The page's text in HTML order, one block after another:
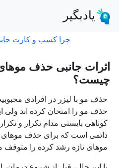
یادبگیر
چرا کسب و کارت
اثرات جانبی حذف موهای
چیست؟
حذف مو با لیزر در افرادی
حذف مو را امتحان کرده اند ولی
کوتاهی بایستی مدام تکرار و
دائمی است که برای حذف موهای
موهای تازه رشد کرده را متوقف